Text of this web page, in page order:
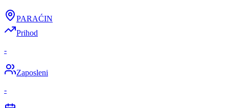
PARAĆIN
Prihod
-
Zaposleni
-